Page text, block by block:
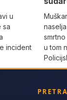
u
sa
incident
u tom